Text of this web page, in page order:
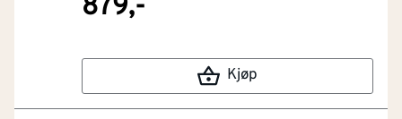
879,-
Kjøp